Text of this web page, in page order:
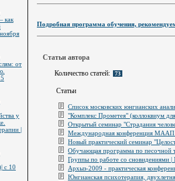
Подробная программа обучения,
Статьи автора
Количество статей:
73
Статьи
Список московских юнгианских
"Комплекс Прометея" (коллоквиум
Открытый семинар "Страдания
Международная конференция МААП
Новый практический семинар
Обучающая программа по песочной
Группы по работе со сновидениями |
Архыз-2009 - практическая
Юнгианская психотерапия,
как
от
у
|
с 10